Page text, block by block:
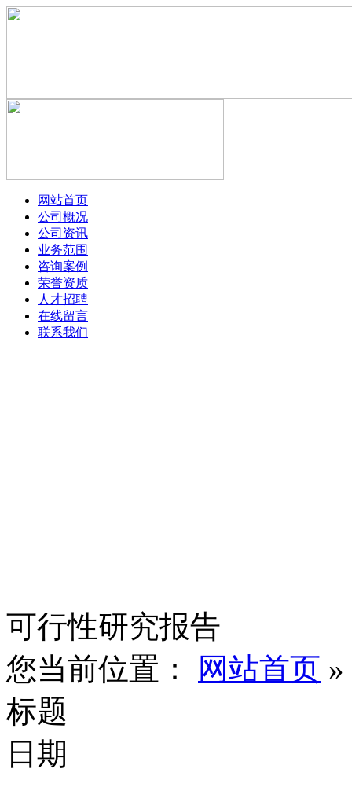
网站首页
公司概况
公司资讯
业务范围
咨询案例
荣誉资质
人才招聘
在线留言
联系我们
可行性研究报告
您当前位置：
网站首页 »
标题
日期